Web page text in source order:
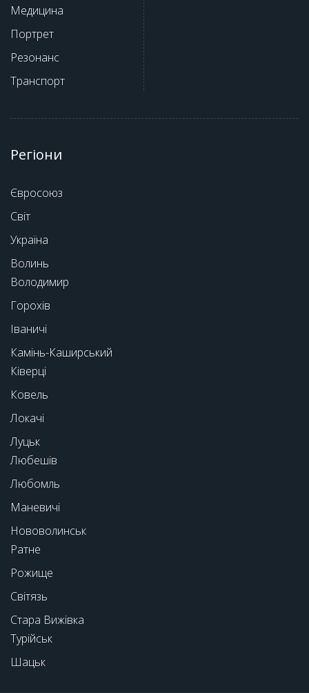
Медицина
Портрет
Резонанс
Транспорт
Регіони
Євросоюз
Світ
Україна
Волинь
Володимир
Горохів
Іваничі
Камінь-Каширський
Ківерці
Ковель
Локачі
Луцьк
Любешів
Любомль
Маневичі
Нововолинськ
Ратне
Рожище
Світязь
Стара Вижівка
Турійськ
Шацьк